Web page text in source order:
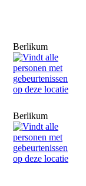
Berlikum
Berlikum